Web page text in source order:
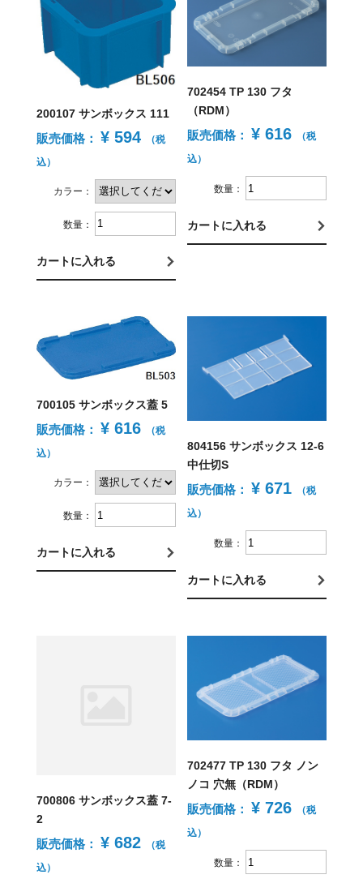
200107 サンボックス 111
販売価格： ¥ 594
（税
込）
カラー：
数量：
カートに入れる
702454 TP 130 フタ
（RDM）
販売価格： ¥ 616
（税
込）
数量：
カートに入れる
700105 サンボックス蓋 5
販売価格： ¥ 616
（税
込）
カラー：
数量：
カートに入れる
804156 サンボックス 12-6
中仕切S
販売価格： ¥ 671
（税
込）
数量：
カートに入れる
700806 サンボックス蓋 7-
2
販売価格： ¥ 682
（税
込）
702477 TP 130 フタ ノン
ノコ 穴無（RDM）
販売価格： ¥ 726
（税
込）
数量：